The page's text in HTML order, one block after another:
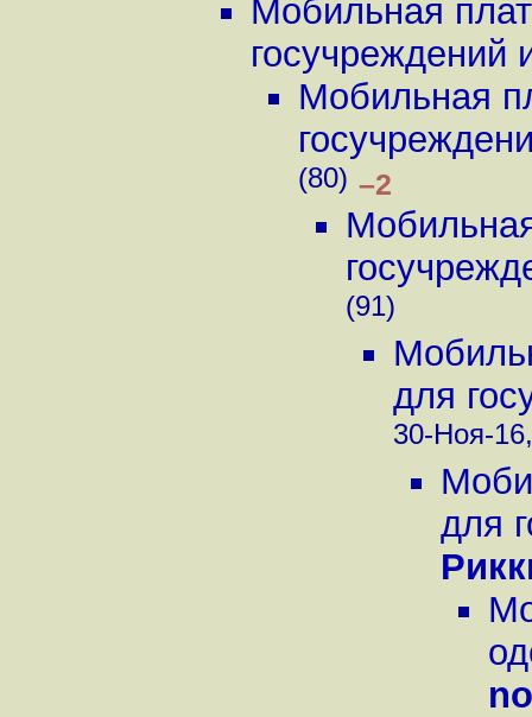
Мобильная
госучреждений
Мобильная
(80) –2
(91)
для
30-Ноя-
для